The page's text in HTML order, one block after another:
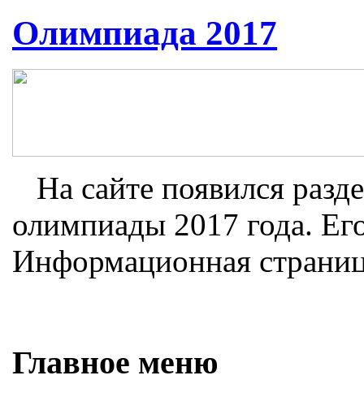
Олимпиада 2017
На сайте появился
олимпиады 2017 года.
Информационная
Главное меню